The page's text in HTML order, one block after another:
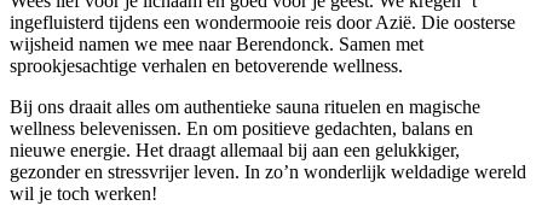
ingefluisterd tijdens een wondermooie reis door Azië. Die oosterse
wijsheid namen we mee naar Berendonck. Samen met
sprookjesachtige verhalen en betoverende wellness.
Bij ons draait alles om authentieke sauna rituelen en magische
wellness belevenissen. En om positieve gedachten, balans en
nieuwe energie. Het draagt allemaal bij aan een gelukkiger,
gezonder en stressvrijer leven. In zo’n wonderlijk weldadige wereld
wil je toch werken!